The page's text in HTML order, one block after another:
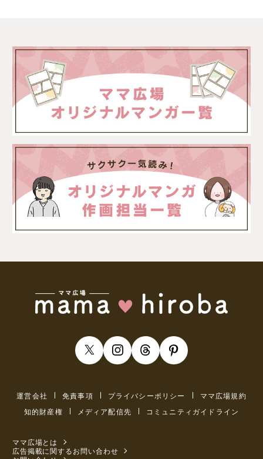
運営会社 免責事項 プライバシーポリシー
ママ広場規約
知的財産権
メディア配信先 コミュニティガイドライン
ママ広場とは
広告掲載に関するお問い合わせ